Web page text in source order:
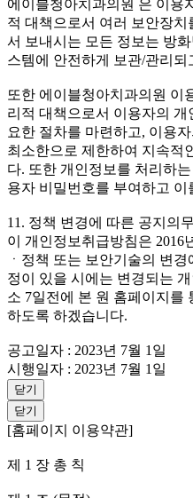
에이블청아치과의원 은 이용
적 대책으로서 여러 보안장치
서 보내시는 모든 정보는 방
스템에 안전하게 보관/관리되
또한 에이블청아치과의원 이
리적 대책으로서 이용자의
요한 절차를 마련하고, 이용
최소한으로 제한하여 지속적
다. 또한 개인정보를 처리하
용자 비밀번호를 부여하고
11. 정책 변경에 따른 공지의무
이 개인정보취급방침은 2016
ㆍ정책 또는 보안기술의 변
정이 있을 시에는 변경되는
소 7일전에 본 원 홈페이지를
하도록 하겠습니다.
공고일자 : 2023년 7월 1일
시행일자 : 2023년 7월 1일
닫기
닫기
[홈페이지 이용약관]
제 1 장 총 칙